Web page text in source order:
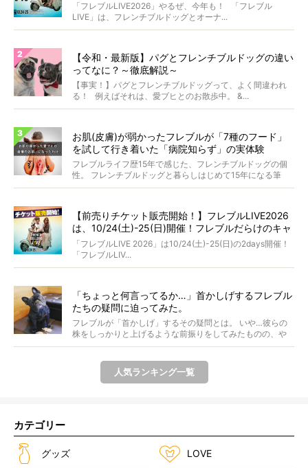
「フレブルLIVE2026」やるぜ、今年も！ 「フレブル
LIVE」は、フレンチブルドッグとオーナ...
【令和・最新版】パグとフレンチブルドッグの違い
ってなに？～徹底解説～
【事実！】パグとフレンチブルドッグって、よく間違われ
る！ 例えばそれは、愛ブヒとのお散歩中。 &...
お肌(皮膚)が弱かったフレブルが「7種のフード」
を試して行き着いた「病院知らず」の実体験
フレブルライフ歴15年で感じた、フレンチブルドッグの個
性。 フレンチブルドッグと暮らしはじめて15年になる筆
者...
【前売りチケット販売開始！】フレブルLIVE2026
は、10/24(土)-25(日)開催！フレブルだらけのキャ
ンプ・前夜祭・バスプランも新登場!?
「フレブルLIVE 2026」は10/24(土)-25(日)の2days開催！
「フレブルLIV...
「ちょっと何言ってるか…」首かしげするフレブル
たちの疑問に迫ってみた。
フレブルが「首かしげ」するその疑問とは。 いや…彼らの
株をしっかりと上げるような前振りをしてみたものの、や
はり...
人気ランキング一覧
カテゴリー
グッズ LOVE